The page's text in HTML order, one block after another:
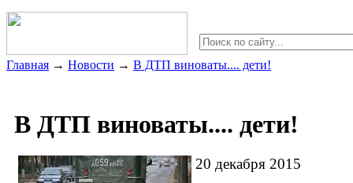
Главная → Новости → В ДТП виноваты.... дети!
В ДТП виноваты.... дети!
20 декабря 2015